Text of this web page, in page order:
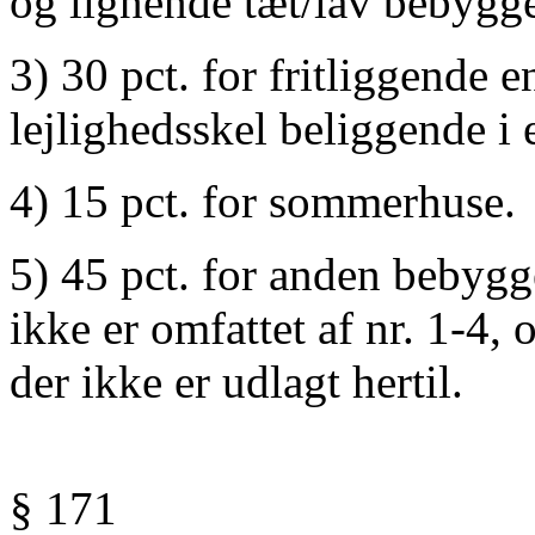
3) 30 pct. for fritliggende
lejlighedsskel beliggende i
4) 15 pct. for sommerhuse.
5) 45 pct. for anden
ikke er omfattet af nr. 1-4,
der ikke er udlagt hertil.
§ 171